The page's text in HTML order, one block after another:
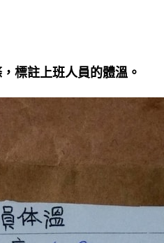
標註上班人員的體溫。